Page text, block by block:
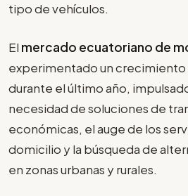
tipo de vehículos.
El mercado ecuatoriano de
experimentado un
durante el último año,
necesidad de soluciones de
económicas, el auge de los
domicilio y la búsqueda de
en zonas urbanas y rurales.